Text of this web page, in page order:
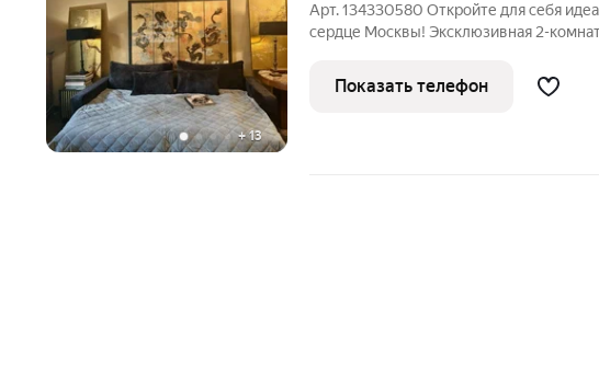
+13
Арт. 134330580 Откройте для себя
сердце Москвы! Эксклюзивная 2-
Новорязанская ул., 16/11С1. Идеальное
динамичной жизни:Всего 3
Показать телефон